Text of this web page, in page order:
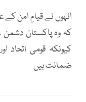
انہوں نے قیامِ امن کے
کہ وہ پاکستان
کیونکہ قومی
ضمانت ہیں